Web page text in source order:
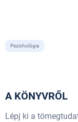
Pszichológia
A KÖNYVRŐL
Lépj ki a